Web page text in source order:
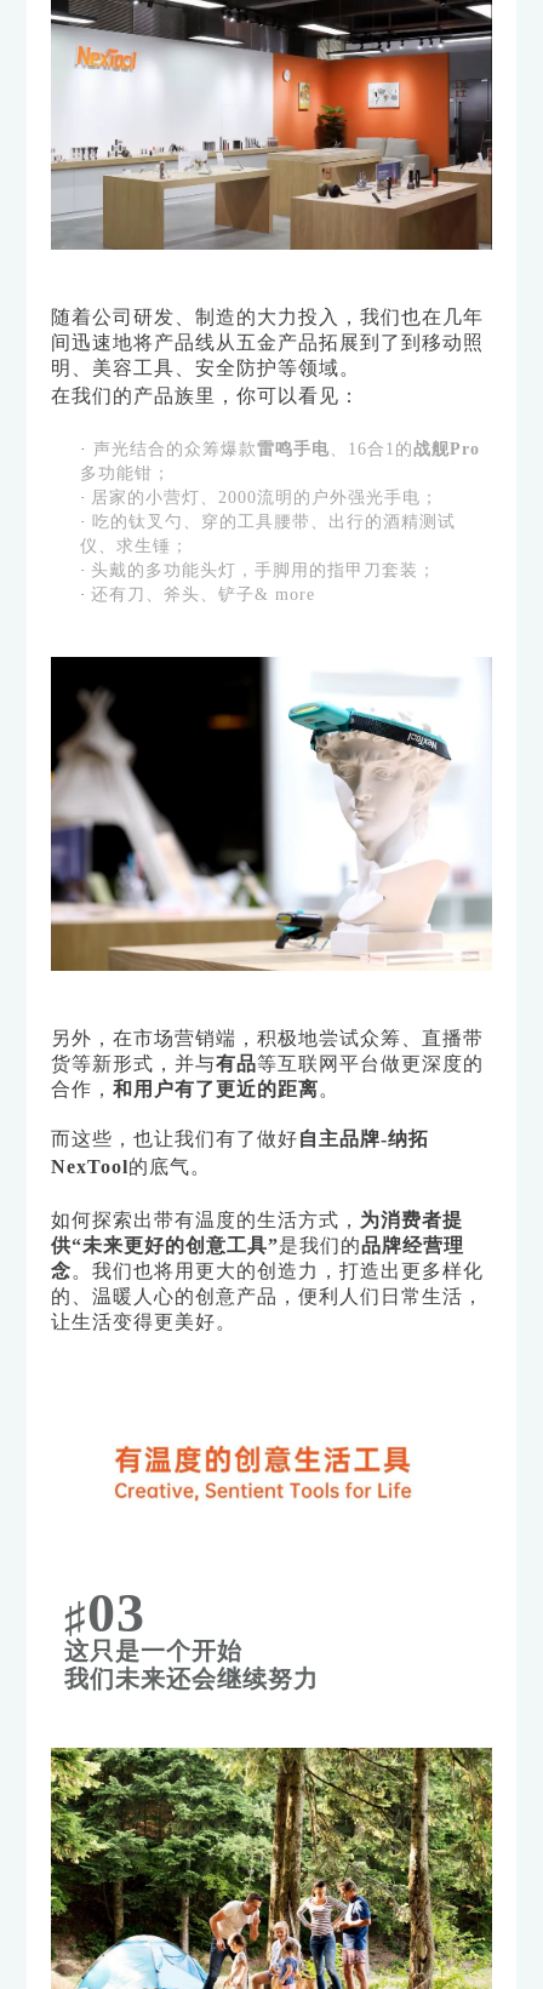
随着公司研发、制造的大力投入，我们也在几年
间迅速地将产品线从五金产品拓展到了到移动照
明、美容工具、安全防护等领域。
在我们的产品族里，你可以看见：
·声光结合的众筹爆款雷鸣手电 16合1的战舰Pro
多功能钳 ；
· 居家的小营灯、2000流明的户外强光手电；
· 吃的钛叉勺、穿的工具腰带、出行的酒精测试
仪、求生锤；
· 头戴的多功能头灯，手脚用的指甲刀套装；
·还有刀、斧头、铲子& more
另外，在市场营销端，积极地尝试众筹、直播带
货等新形式，并与有品等互联网平台做更深度的
合作，和用户有了更近的距离。
而这些，也让我们有了做好自主品牌-纳拓
NexTool的底气。
如何探索出带有温度的生活方式， 为消费者提
供“未来更好的创意工具”是我们的品牌经营理
念。我们也将用更大的创造力，打造出更多样化
的、温暖人心的创意产品，便利人们日常生活，
让生活变得更美好。
♯03
这只是一个开始
我们未来还会继续努力